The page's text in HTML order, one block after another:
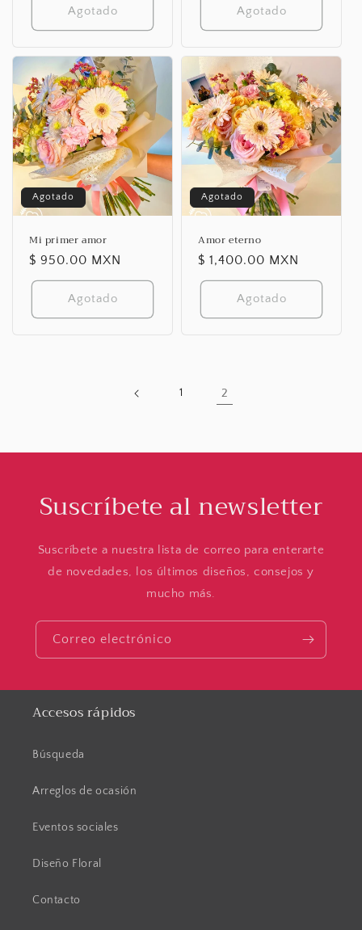
Agotado Agotado
Agotado
Mi primer amor
Precio
habitual
$ 950.00 MXN
Agotado
Agotado
Amor eterno
Precio
habitual
$ 1,400.00 MXN
Agotado
1 2
Suscríbete al newsletter
Suscríbete a nuestra lista de correo para enterarte
de novedades, los últimos diseños, consejos y
mucho más.
Correo electrónico
Accesos rápidos
Búsqueda
Arreglos de ocasión
Eventos sociales
Diseño Floral
Contacto